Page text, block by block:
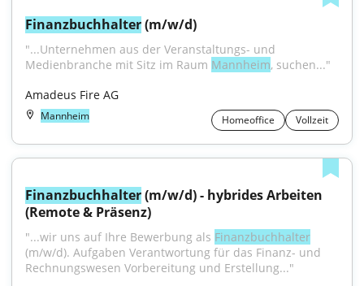
Finanzbuchhalter (m/w/d)
"...Unternehmen aus der Veranstaltungs- und
Medienbranche mit Sitz im Raum Mannheim, suchen..."
Amadeus Fire AG
Mannheim Homeoffice Vollzeit
Finanzbuchhalter (m/w/d) - hybrides Arbeiten
(Remote & Präsenz)
"...wir uns auf Ihre Bewerbung als Finanzbuchhalter
(m/w/d). Aufgaben Verantwortung für das Finanz- und
Rechnungswesen Vorbereitung und Erstellung..."